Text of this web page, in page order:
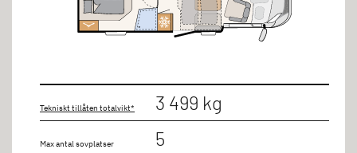
Tekniskt tillåten totalvikt* 3 499 kg
Max antal sovplatser 5